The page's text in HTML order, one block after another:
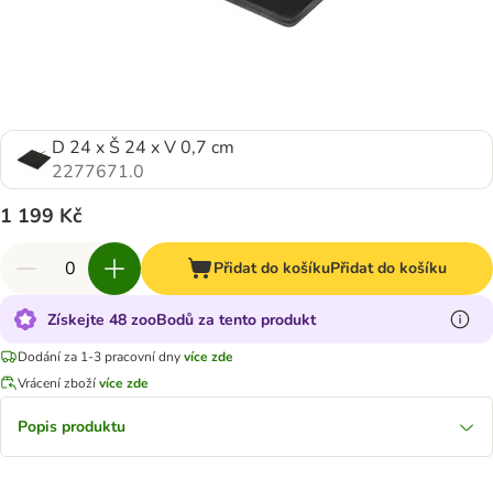
D 24 x Š 24 x V 0,7 cm
2277671.0
1 199 Kč
Přidat do košíkuPřidat do košíku
Získejte 48 zooBodů za tento produkt
Dodání za 1-3 pracovní dnyvíce zde
Vrácení zbožívíce zde
Popis produktu